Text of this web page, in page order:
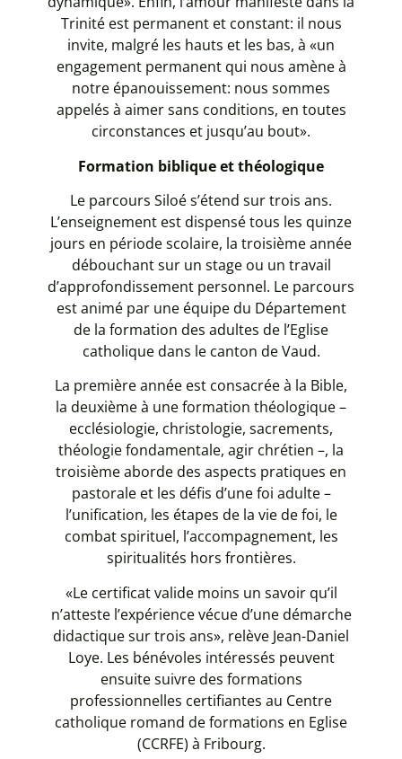
Trinité est permanent et constant: il nous
invite, malgré les hauts et les bas, à «un
engagement permanent qui nous amène à
notre épanouissement: nous sommes
appelés à aimer sans conditions, en toutes
circonstances et jusqu’au bout».
Formation biblique et théologique
Le parcours Siloé s’étend sur trois ans.
L’enseignement est dispensé tous les quinze
jours en période scolaire, la troisième année
débouchant sur un stage ou un travail
d’approfondissement personnel. Le parcours
est animé par une équipe du Département
de la formation des adultes de l’Eglise
catholique dans le canton de Vaud.
La première année est consacrée à la Bible,
la deuxième à une formation théologique –
ecclésiologie, christologie, sacrements,
théologie fondamentale, agir chrétien –, la
troisième aborde des aspects pratiques en
pastorale et les défis d’une foi adulte –
l’unification, les étapes de la vie de foi, le
combat spirituel, l’accompagnement, les
spiritualités hors frontières.
«Le certificat valide moins un savoir qu’il
n’atteste l’expérience vécue d’une démarche
didactique sur trois ans», relève Jean-Daniel
Loye. Les bénévoles intéressés peuvent
ensuite suivre des formations
professionnelles certifiantes au Centre
catholique romand de formations en Eglise
(CCRFE) à Fribourg.